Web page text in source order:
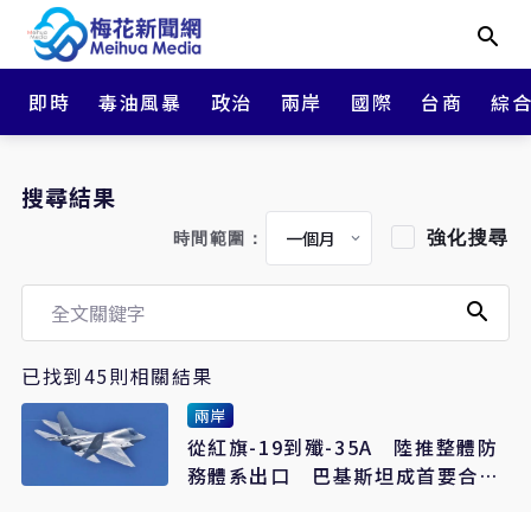
即時 毒油風暴 政治 兩岸 國際 台商 綜
搜尋結果
時間範圍： 強化搜尋
已找到45則相關結果
兩岸
從紅旗-19到殲-35A 陸推整體防
務體系出口 巴基斯坦成首要合作